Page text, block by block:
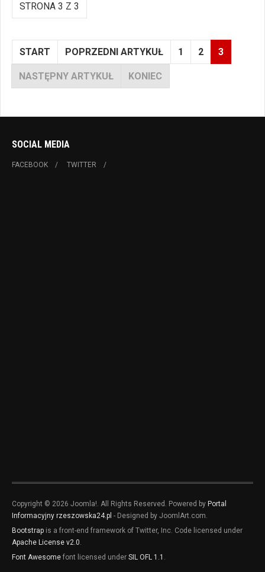
STRONA 3 Z 3
START POPRZEDNI ARTYKUŁ 1 2 3
NASTĘPNY ARTYKUŁ KONIEC
SOCIAL MEDIA
FACEBOOK TWITTER
Copyright © 2026 Joomla!. All Rights Reserved. Powered by Portal
Informacyjny rzeszowska24.pl - Designed by JoomlArt.com.
Bootstrap is a front-end framework of Twitter, Inc. Code licensed under
Apache License v2.0.
Font Awesome font licensed under SIL OFL 1.1 .